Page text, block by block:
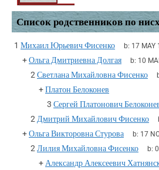
Список родственников по
1 Михаил Юрьевич Фисенко b: 17 MAY
+Ольга Дмитриевна Долгая b: 10
2 Светлана Михайловна Фисенко
+Платон Белоконев
3 Сергей Платонович
2 Дмитрий Михайлович Фисенко
+Ольга Викторовна Стурова b: 17
2 Лилия Михайловна Фисенко b:
+ Александр Алексеевич